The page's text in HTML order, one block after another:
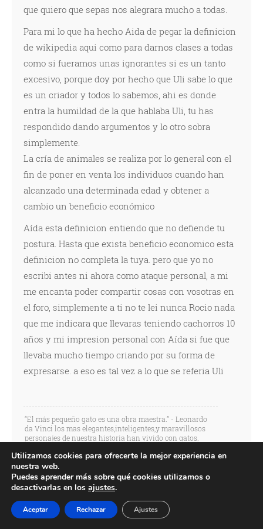
que quiero que sepas nos alegrara mucho a todas.
Para mi lo que ha hecho Aida de pegar la definicion
de wikipedia aqui como para darnos clases a todas
como si fueramos unas ignorantes si es un tanto
excesivo, porque doy por hecho que Uli sabe lo que
es un criador y todos lo sabemos, ahi es donde
entra la humildad de la que hablaba Uli, tu has
respondido dando argumentos y lo otro sobra
simplemente.
La cría de animales se realiza por lo general con el
fin de poner en venta los individuos cuando han
alcanzado una determinada edad y obtener a
cambio un beneficio económico
Aída esta definicion entiendo que no defiende tu
postura. Hasta que exista beneficio economico esta
definicion no completa la tuya. pero que yo no
escribi antes ni ahora como ataque personal, a mi
me encanta poder compartir cosas con vosotras en
el foro, simplemente a ti no te lei nunca Rocio nada
que me indicara que llevaras teniendo cachorros 10
años y mi impresion personal con Aída si fue que
llevaba mucho tiempo criando por su forma de
expresarse. a eso es tal vez a lo que se referia Uli
“El más pequeño gato es una obra maestra.” - Leonardo
da Vinci los mas elegantes,inteligentes,y maravillosos
personajes de nuestra historia han vivido con gatos,
Respondido : 23/09/2010 4:46 pm
Utilizamos cookies para ofrecerte la mejor experiencia en
nuestra web.
Puedes aprender más sobre qué cookies utilizamos o
desactivarlas en los ajustes.
Aceptar Rechazar Ajustes